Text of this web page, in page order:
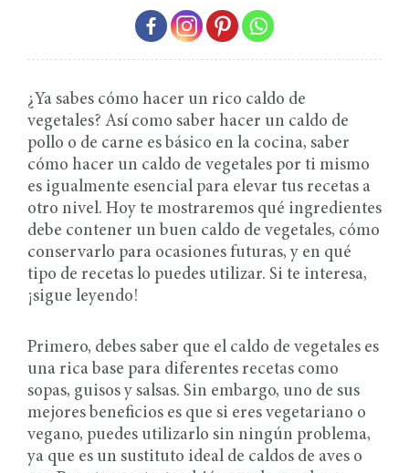
¿Ya sabes cómo hacer un rico caldo de
vegetales? Así como saber hacer un caldo de
pollo o de carne es básico en la cocina, saber
cómo hacer un caldo de vegetales por ti mismo
es igualmente esencial para elevar tus recetas a
otro nivel. Hoy te mostraremos qué ingredientes
debe contener un buen caldo de vegetales, cómo
conservarlo para ocasiones futuras, y en qué
tipo de recetas lo puedes utilizar. Si te interesa,
¡sigue leyendo!
Primero, debes saber que el caldo de vegetales es
una rica base para diferentes recetas como
sopas, guisos y salsas. Sin embargo, uno de sus
mejores beneficios es que si eres vegetariano o
vegano, puedes utilizarlo sin ningún problema,
ya que es un sustituto ideal de caldos de aves o